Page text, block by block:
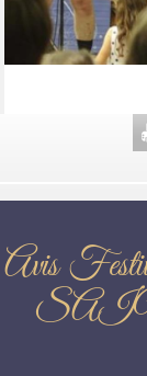
Avis